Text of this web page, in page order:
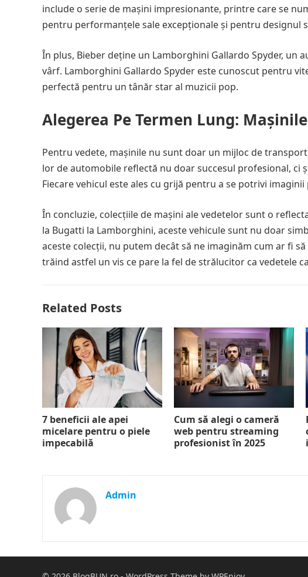
include o serie de mașini impresionante, printre care se
pentru performanțele sale excepționale și pentru designul
În plus, Bieber deține un Lamborghini Gallardo Spyder,
vârf. Lamborghini Gallardo Spyder este cunoscut pentru
perfectă pentru un tânăr star al muzicii pop.
Alegerea Pe Termen Lung:
Pentru vedete, mașinile nu sunt doar un mijloc de
lor de automobile reflectă nu doar succesul profesional, ci
Fiecare vehicul este ales cu grijă pentru a se potrivi
În concluzie, colecțiile de mașini ale vedetelor sunt o
la Bugatti la Lamborghini, aceste vehicule sunt nu doar
aceste colecții, nu putem decât să ne imaginăm cum ar fi
trăind astfel un vis ce pare la fel de strălucitor ca vedetele
Related Posts
7 beneficii ale apei
micelare pentru o piele
impecabilă
Cum să alegi o cameră
web pentru streaming
profesionist în 2025
Admin